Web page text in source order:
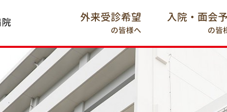
外来受診希望
の皆様へ
入院・面会
の皆